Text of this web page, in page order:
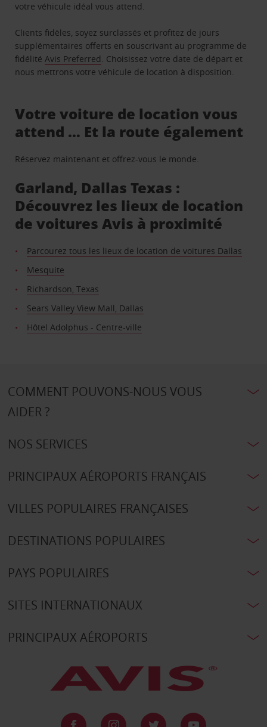
votre véhicule idéal vous attend.
Clients fidèles, soyez surclassés et profitez de jours
supplémentaires offerts en souscrivant au programme de
fidélitéAvis Preferred. Choisissez votre date de départ et
nous mettrons votre véhicule de location à disposition.
Votre voiture de location vous
attend … Et la route également
Réservez maintenant et offrez-vous le monde.
Garland, Dallas Texas :
Découvrez les lieux de location
de voitures Avis à proximité
Parcourez tous les lieux de location de voitures Dallas
Mesquite
Richardson, Texas
Sears Valley View Mall, Dallas
Hôtel Adolphus - Centre-ville
COMMENT POUVONS-NOUS VOUS
AIDER ?
NOS SERVICES
PRINCIPAUX AÉROPORTS FRANÇAIS
VILLES POPULAIRES FRANÇAISES
DESTINATIONS POPULAIRES
PAYS POPULAIRES
SITES INTERNATIONAUX
PRINCIPAUX AÉROPORTS